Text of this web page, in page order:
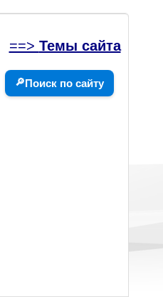
==> Темы сайта
🔎Поиск по сайту